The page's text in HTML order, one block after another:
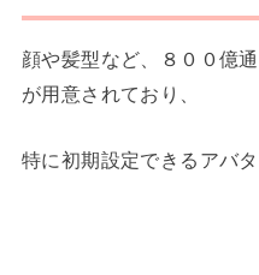
顔や髪型など、８００億
が用意されており、
特に初期設定できるアバ